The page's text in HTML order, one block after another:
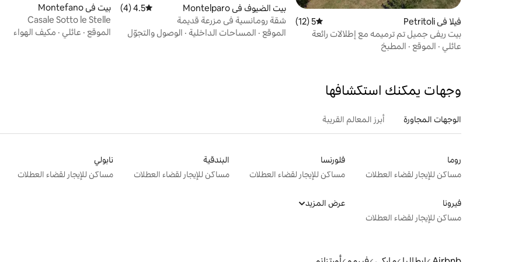
فيلا في Petritoli متوسط التقييم 5 من 5، 12 مراجعات
5 (12)
بيت ريفي جميل تم ترميمه مع إطلالات رائعة
عائلي · الموقع · المطبخ
بيت الضيوف في Montelparo متوسط التقييم 4.5 من 5، 4 مراجعات
4.5 (4)
شقة رومانسية في مزرعة قديمة
الموقع · المساحات الداخلية · الوصول والتجوّل
بيت في Montefano
Casale Sotto le Stelle
الموقع · عائلي · مكيف الهواء
وجهات يمكنك استكشافها
الوجهات المجاورة أبرز المعالم القريبة
روما
مساكن للإيجار لقضاء العطلات
فلورنسا
مساكن للإيجار لقضاء العطلات
البندقية
مساكن للإيجار لقضاء العطلات
نابولي
مساكن للإيجار لقضاء العطلات
فيرونا
مساكن للإيجار لقضاء العطلات
عرض المزيد